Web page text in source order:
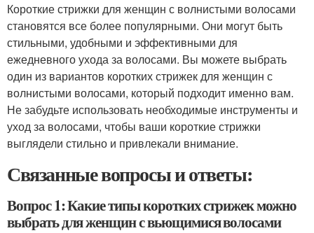
Короткие стрижки для женщин с волнистыми волосами
становятся все более популярными. Они могут быть
стильными, удобными и эффективными для
ежедневного ухода за волосами. Вы можете выбрать
один из вариантов коротких стрижек для женщин с
волнистыми волосами, который подходит именно вам.
Не забудьте использовать необходимые инструменты и
уход за волосами, чтобы ваши короткие стрижки
выглядели стильно и привлекали внимание.
Связанные вопросы и ответы:
Вопрос 1: Какие типы коротких стрижек можно
выбрать для женщин с вьющимися волосами